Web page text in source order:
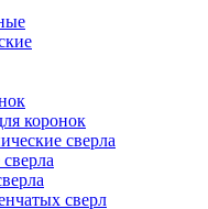
коронок
сверла
сверл